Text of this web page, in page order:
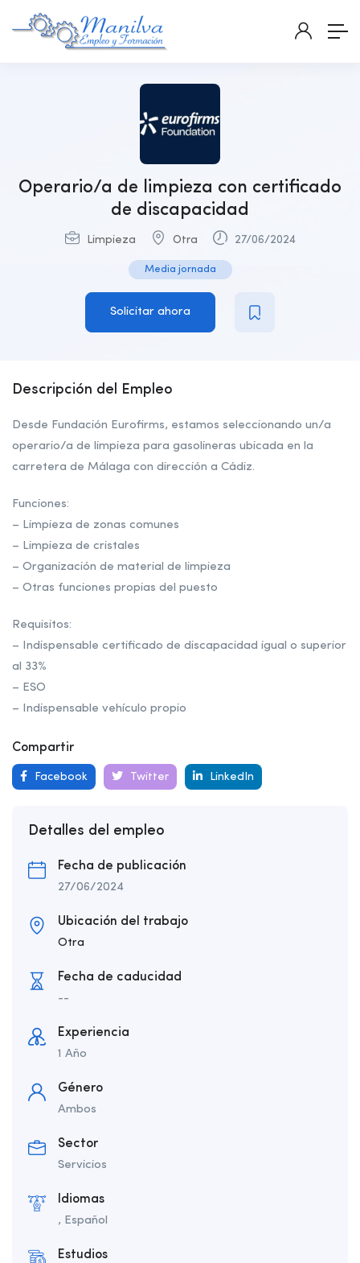
Operario/a de limpieza con certificado
de discapacidad
Limpieza Otra 27/06/2024
Media jornada
Solicitar ahora
Descripción del Empleo
Desde Fundación Eurofirms, estamos seleccionando un/a
operario/a de limpieza para gasolineras ubicada en la
carretera de Málaga con dirección a Cádiz.
Funciones:
– Limpieza de zonas comunes
– Limpieza de cristales
– Organización de material de limpieza
– Otras funciones propias del puesto
Requisitos:
– Indispensable certificado de discapacidad igual o superior
al 33%
– ESO
– Indispensable vehículo propio
Compartir
Facebook Twitter LinkedIn
Detalles del empleo
Fecha de publicación
27/06/2024
Ubicación del trabajo
Otra
Fecha de caducidad
--
Experiencia
1 Año
Género
Ambos
Sector
Servicios
Idiomas
, Español
Estudios